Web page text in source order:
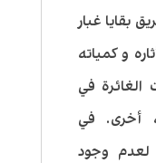
بقايا غبار
و كمياته
الغائرة في
أخرى. في
لعدم وجود